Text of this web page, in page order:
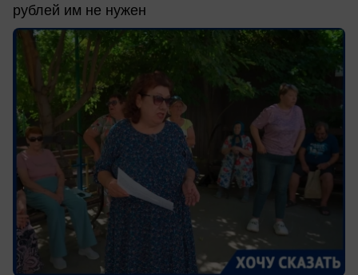
рублей им не нужен